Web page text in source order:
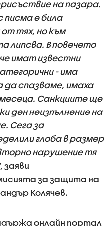
на пазара.
писма е била
тях, но към
липсва. В повечето
имат известни
- има
да спазваме, имаха
Санкциите ще
ден неизпълнение на
Сега за
глоба в размер
нарушение тя
заяви
за защита на
Колячев.
онлайн портал